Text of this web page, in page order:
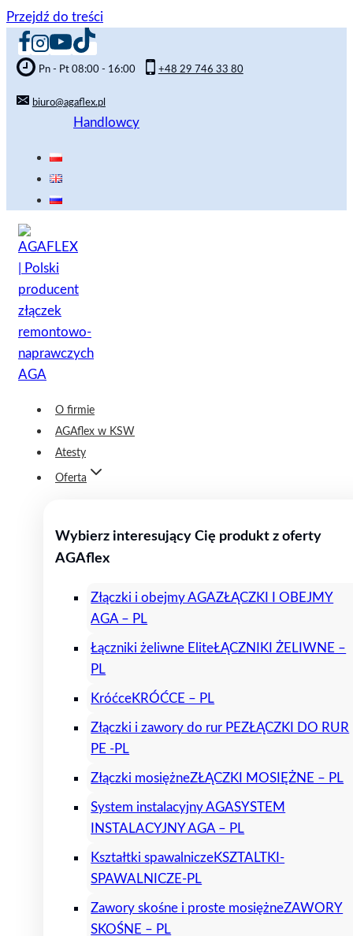
Przejdź do treści
Pn - Pt 08:00 - 16:00 +48 29 746 33 80
biuro@agaflex.pl
Handlowcy
O firmie
AGAflex w KSW
Atesty
Oferta
Wybierz interesujący Cię produkt z oferty
AGAflex
Złączki i obejmy AGAZŁĄCZKI I OBEJMY
AGA – PL
Łączniki żeliwne EliteŁĄCZNIKI ŻELIWNE –
PL
KróćceKRÓĆCE – PL
Złączki i zawory do rur PEZŁĄCZKI DO RUR
PE -PL
Złączki mosiężneZŁĄCZKI MOSIĘŻNE – PL
System instalacyjny AGASYSTEM
INSTALACYJNY AGA – PL
Kształtki spawalniczeKSZTALTKI-
SPAWALNICZE-PL
Zawory skośne i proste mosiężneZAWORY
SKOŚNE – PL